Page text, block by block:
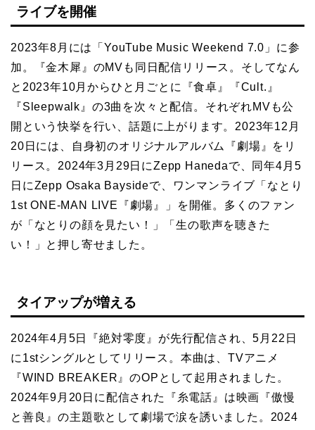
ライブを開催
2023年8月には「YouTube Music Weekend 7.0」に参
加。『金木犀』のMVも同日配信リリース。そしてなん
と2023年10月からひと月ごとに『食卓』『Cult.』
『Sleepwalk』の3曲を次々と配信。それぞれMVも公
開という快挙を行い、話題に上がります。2023年12月
20日には、自身初のオリジナルアルバム『劇場』をリ
リース。2024年3月29日にZepp Hanedaで、同年4月5
日にZepp Osaka Baysideで、ワンマンライブ「なとり
1st ONE-MAN LIVE『劇場』」を開催。多くのファン
が「なとりの顔を見たい！」「生の歌声を聴きた
い！」と押し寄せました。
タイアップが増える
2024年4月5日『絶対零度』が先行配信され、5月22日
に1stシングルとしてリリース。本曲は、TVアニメ
『WIND BREAKER』のOPとして起用されました。
2024年9月20日に配信された『糸電話』は映画『傲慢
と善良』の主題歌として劇場で涙を誘いました。2024